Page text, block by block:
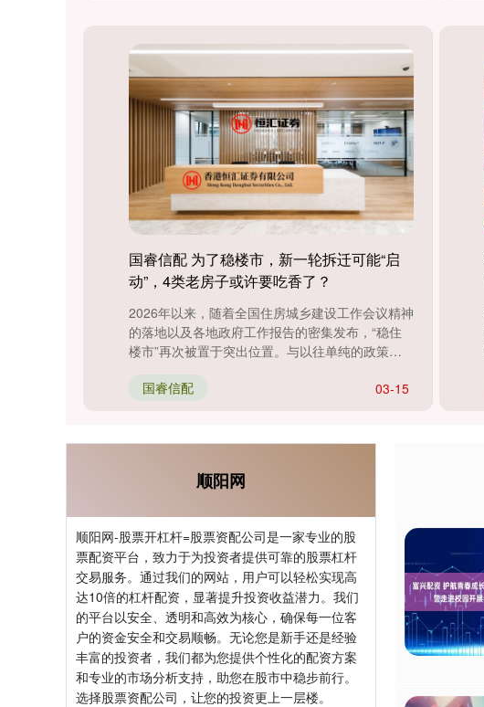
国睿信配 为了稳楼市，新一轮拆迁可能“启
动”，4类老房子或许要吃香了？
2026年以来，随着全国住房城乡建设工作会议精神
的落地以及各地政府工作报告的密集发布，“稳住
楼市”再次被置于突出位置。与以往单纯的政策刺
03-15
国睿信配
顺阳网
顺阳网-股票开杠杆=股票资配公司是一家专业的股
票配资平台，致力于为投资者提供可靠的股票杠杆
交易服务。通过我们的网站，用户可以轻松实现高
达10倍的杠杆配资，显著提升投资收益潜力。我们
的平台以安全、透明和高效为核心，确保每一位客
户的资金安全和交易顺畅。无论您是新手还是经验
丰富的投资者，我们都为您提供个性化的配资方案
和专业的市场分析支持，助您在股市中稳步前行。
选择股票资配公司，让您的投资更上一层楼。